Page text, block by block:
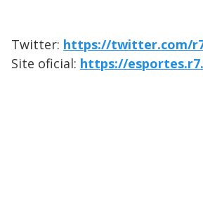
Twitter: https://twitter.com/
Site oficial: https://